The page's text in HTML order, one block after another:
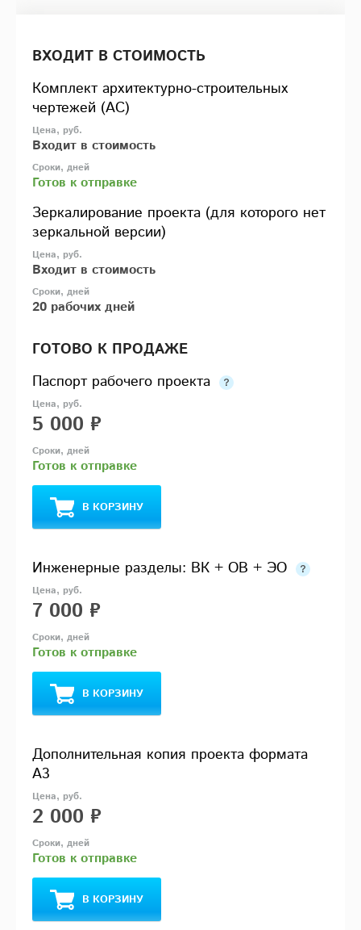
ВХОДИТ В СТОИМОСТЬ
Комплект архитектурно-строительных
чертежей (АС)
Входит в стоимость
Готов к отправке
Зеркалирование проекта (для которого нет
зеркальной версии)
Входит в стоимость
20 рабочих дней
ГОТОВО К ПРОДАЖЕ
Паспорт рабочего проекта
5 000 ₽
Готов к отправке
В КОРЗИНУ
Инженерные разделы: ВК + ОВ + ЭО
7 000 ₽
Готов к отправке
В КОРЗИНУ
Дополнительная копия проекта формата
А3
2 000 ₽
Готов к отправке
В КОРЗИНУ